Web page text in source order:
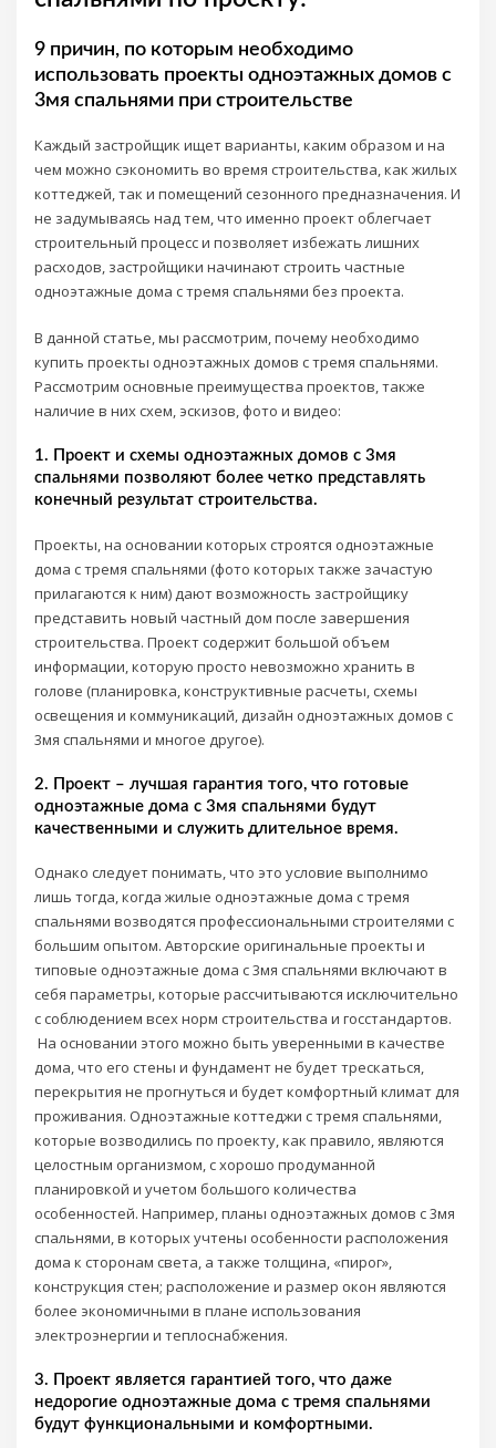
9 причин, по которым необходимо
использовать проекты одноэтажных домов с
3мя спальнями при строительстве
Каждый застройщик ищет варианты, каким образом и на
чем можно сэкономить во время строительства, как жилых
коттеджей, так и помещений сезонного предназначения. И
не задумываясь над тем, что именно проект облегчает
строительный процесс и позволяет избежать лишних
расходов, застройщики начинают строить частные
одноэтажные дома с тремя спальнями без проекта.
В данной статье, мы рассмотрим, почему необходимо
купить проекты одноэтажных домов с тремя спальнями.
Рассмотрим основные преимущества проектов, также
наличие в них схем, эскизов, фото и видео:
1. Проект и схемы одноэтажных домов с 3мя
спальнями позволяют более четко представлять
конечный результат строительства.
Проекты, на основании которых строятся одноэтажные
дома с тремя спальнями (фото которых также зачастую
прилагаются к ним) дают возможность застройщику
представить новый частный дом после завершения
строительства. Проект содержит большой объем
информации, которую просто невозможно хранить в
голове (планировка, конструктивные расчеты, схемы
освещения и коммуникаций, дизайн одноэтажных домов с
3мя спальнями и многое другое).
2. Проект – лучшая гарантия того, что готовые
одноэтажные дома с 3мя спальнями будут
качественными и служить длительное время.
Однако следует понимать, что это условие выполнимо
лишь тогда, когда жилые одноэтажные дома с тремя
спальнями возводятся профессиональными строителями с
большим опытом. Авторские оригинальные проекты и
типовые одноэтажные дома с 3мя спальнями включают в
себя параметры, которые рассчитываются исключительно
с соблюдением всех норм строительства и госстандартов.
На основании этого можно быть уверенными в качестве
дома, что его стены и фундамент не будет трескаться,
перекрытия не прогнуться и будет комфортный климат для
проживания. Одноэтажные коттеджи с тремя спальнями,
которые возводились по проекту, как правило, являются
целостным организмом, с хорошо продуманной
планировкой и учетом большого количества
особенностей. Например, планы одноэтажных домов с 3мя
спальнями, в которых учтены особенности расположения
дома к сторонам света, а также толщина, «пирог»,
конструкция стен; расположение и размер окон являются
более экономичными в плане использования
электроэнергии и теплоснабжения.
3. Проект является гарантией того, что даже
недорогие одноэтажные дома с тремя спальнями
будут функциональными и комфортными.